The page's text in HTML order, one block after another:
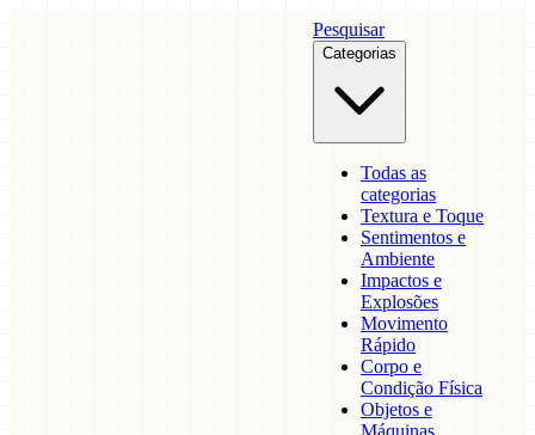
Pesquisar
Categorias
Todas as
categorias
Textura e Toque
Sentimentos e
Ambiente
Impactos e
Explosões
Movimento
Rápido
Corpo e
Condição Física
Objetos e
Máquinas